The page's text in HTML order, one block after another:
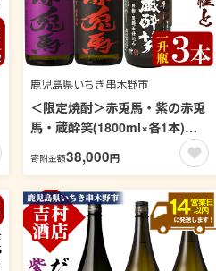
鹿児島県いちき串木野市
＜限定焼酎＞赤兎馬・紫の赤兎
馬・蔵酔笑(1800ml×各1本)当
店おすすめセット！ 鹿児島 鹿
児島特産 酒 焼酎 芋焼酎 1.8L
一升瓶 飲み比べ セット【林酒
店】【99-023-39】
寄附金額38,000円